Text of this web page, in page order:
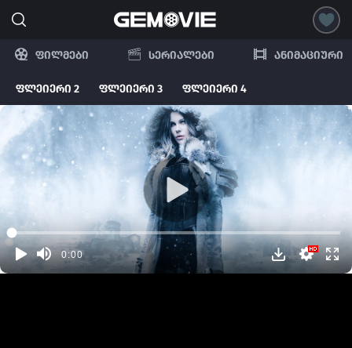
ფილმები სერიალები ანიმაციური
ფლეიერი 2 ფლეიერი 3 ფლეიერი 4